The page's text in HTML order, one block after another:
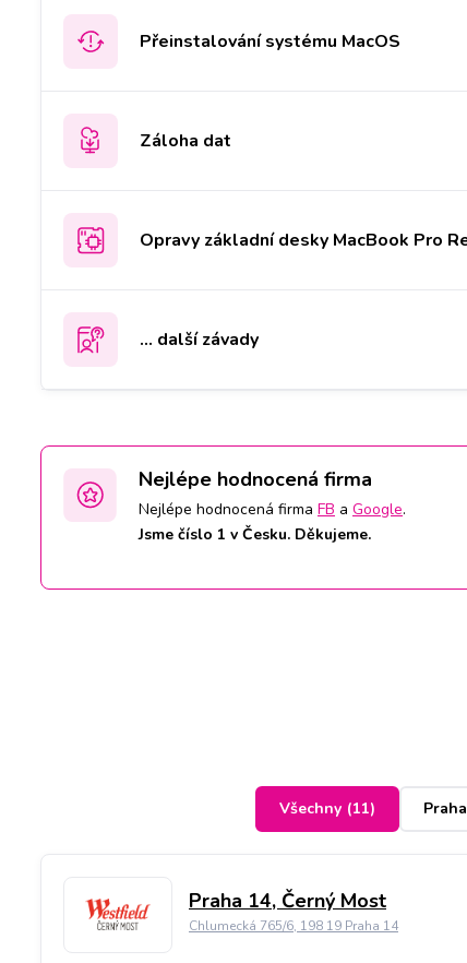
Přeinstalování systému MacOS
Záloha dat
Opravy základní desky MacBook Pro
... další závady
Nejlépe hodnocená firma
Nejlépe hodnocená firma FB a Google.
Jsme číslo 1 v Česku. Děkujeme.
Všechny (11) Praha
Praha 14, Černý Most
Chlumecká 765/6, 198 19 Praha 14